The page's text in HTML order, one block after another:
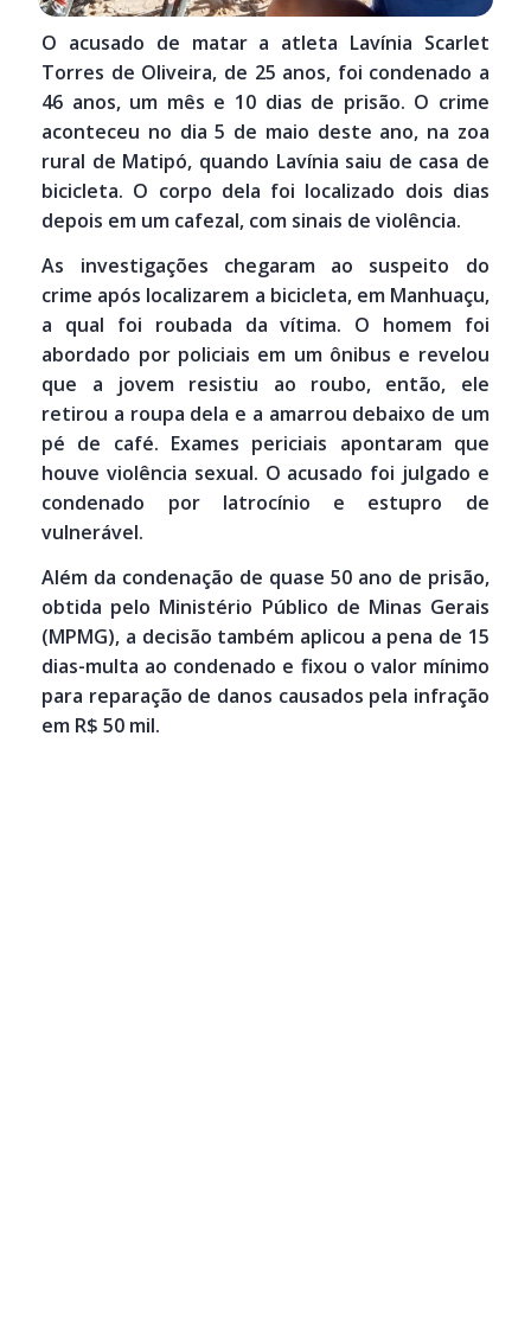
O acusado de matar a atleta Lavínia Scarlet
Torres de Oliveira, de 25 anos, foi condenado a
46 anos, um mês e 10 dias de prisão. O crime
aconteceu no dia 5 de maio deste ano, na zoa
rural de Matipó, quando Lavínia saiu de casa de
bicicleta. O corpo dela foi localizado dois dias
depois em um cafezal, com sinais de violência.
As investigações chegaram ao suspeito do
crime após localizarem a bicicleta, em Manhuaçu,
a qual foi roubada da vítima. O homem foi
abordado por policiais em um ônibus e revelou
que a jovem resistiu ao roubo, então, ele
retirou a roupa dela e a amarrou debaixo de um
pé de café. Exames periciais apontaram que
houve violência sexual. O acusado foi julgado e
condenado por latrocínio e estupro de
vulnerável.
Além da condenação de quase 50 ano de prisão,
obtida pelo Ministério Público de Minas Gerais
(MPMG), a decisão também aplicou a pena de 15
dias-multa ao condenado e fixou o valor mínimo
para reparação de danos causados pela infração
em R$ 50 mil.